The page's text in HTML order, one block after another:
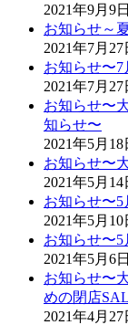
2021年9月9日
お知らせ～
2021年7月27
お知らせ〜
2021年7月27
お知らせ〜
知らせ〜
2021年5月18
お知らせ〜
2021年5月14
お知らせ〜
2021年5月10
お知らせ〜
2021年5月6日
お知らせ〜
めの閉店
2021年4月27